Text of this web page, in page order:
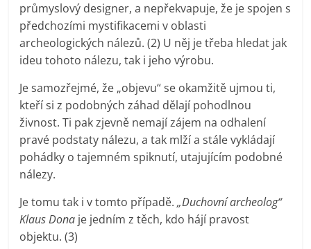
průmyslový designer, a nepřekvapuje, že je spojen s
předchozími mystifikacemi v oblasti
archeologických nálezů. (2) U něj je třeba hledat jak
ideu tohoto nálezu, tak i jeho výrobu.
Je samozřejmé, že „objevu“ se okamžitě ujmou ti,
kteří si z podobných záhad dělají pohodlnou
živnost. Ti pak zjevně nemají zájem na odhalení
pravé podstaty nálezu, a tak mlží a stále vykládají
pohádky o tajemném spiknutí, utajujícím podobné
nálezy.
Je tomu tak i v tomto případě.„Duchovní archeolog“
Klaus Dona je jedním z těch, kdo hájí pravost
objektu. (3)